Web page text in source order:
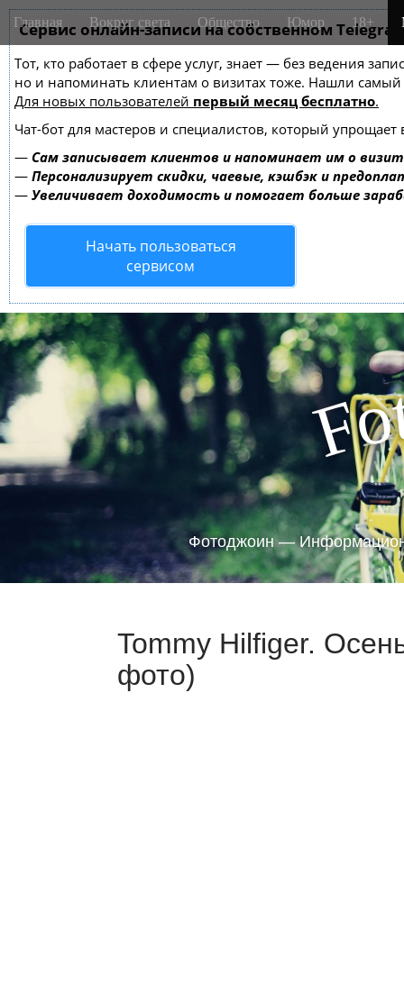
Сервис онлайн-записи на собственном
Тот, кто работает в сфере услуг, знает — без ведения
но и напоминать клиентам о визитах тоже. Нашли
Для новых пользователей первый месяц бесплатно.
Чат-бот для мастеров и специалистов, который упрощает
— Сам записывает клиентов и напоминает им о
— Персонализирует скидки, чаевые, кэшбэк и
— Увеличивает доходимость и помогает больше
Начать пользоваться
сервисом
M
a
n
m
e
n
u
i
Главная Вокруг света Общество Юмор 18+
Fo
Фотоджоин —
Tommy Hilfiger.
фото)